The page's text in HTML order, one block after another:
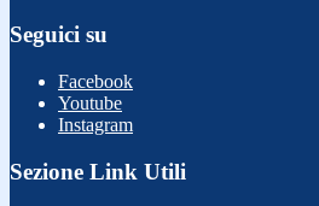
Seguici su
Facebook
Youtube
Instagram
Sezione Link Utili